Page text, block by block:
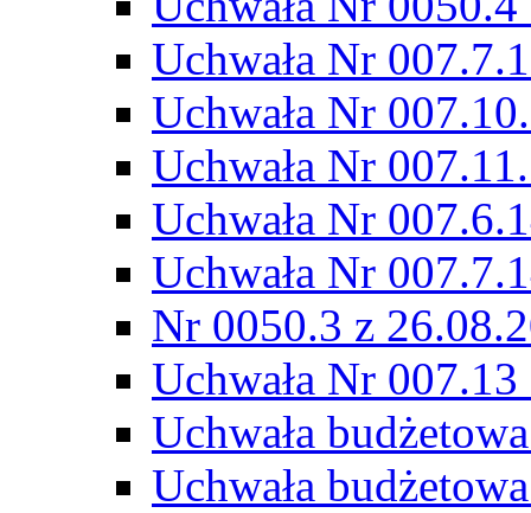
Uchwała Nr
Uchwała Nr
Uchwała Nr
Uchwała Nr
Uchwała Nr
Nr 0050.3 z
Uchwała Nr
Uchwała
Uchwała